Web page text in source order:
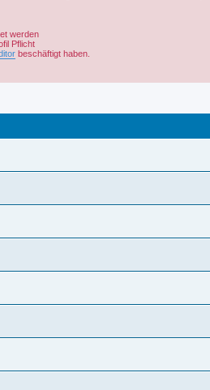
werden
Pflicht
beschäftigt haben.